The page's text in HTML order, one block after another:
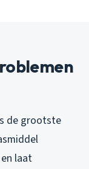
de grootste
laat